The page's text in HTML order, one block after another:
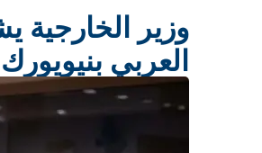
وزير الخارجية
العربي بنيويورك